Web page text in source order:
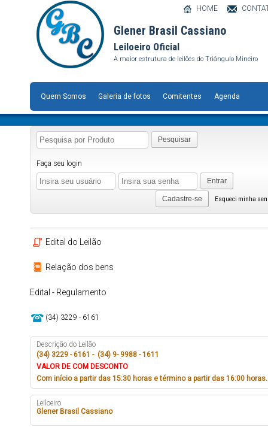
Glener Brasil Cassiano
Leiloeiro Oficial
A maior estrutura de leilões do Triângulo Mineiro
HOME
Quem Somos Galeria de fotos Comitentes Agenda
Pesquisar
Faça seu login
Entrar
Esqueci minha
Cadastre-se
Edital do Leilão
Relação dos bens
Edital - Regulamento
(34) 3229 - 6161
Descrição do Leilão
(34) 3229 - 6161 - (34) 9- 9988 - 1611
VALOR DE COM DESCONTO
Com início a partir das 15:30 horas e término a partir das 16:00 horas.
Leiloeiro
Glener Brasil Cassiano